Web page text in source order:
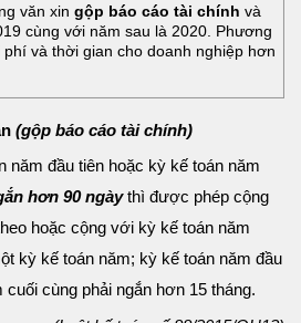
văn xin gộp báo cáo tài chính và
cùng với năm sau là 2020. Phương
và thời gian cho doanh nghiệp hơn
(gộp báo cáo tài chính)
năm đầu tiên hoặc kỳ kế toán năm
hơn 90 ngàythì được phép cộng
hoặc cộng với kỳ kế toán năm
kỳ kế toán năm; kỳ kế toán năm đầu
cùng phải ngắn hơn 15 tháng.